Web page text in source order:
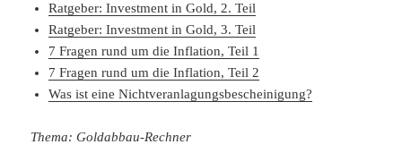
Ratgeber: Investment in Gold, 2. Teil
Ratgeber: Investment in Gold, 3. Teil
7 Fragen rund um die Inflation, Teil 1
7 Fragen rund um die Inflation, Teil 2
Was ist eine Nichtveranlagungsbescheinigung?
Thema: Goldabbau-Rechner